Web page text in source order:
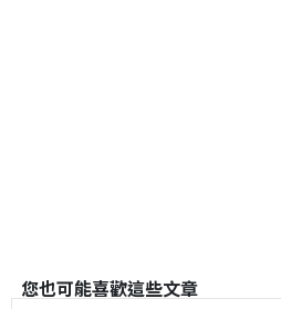
您也可能喜歡這些文章